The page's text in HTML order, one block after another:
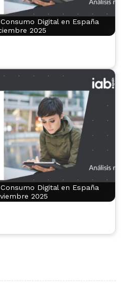
Digital en España
2025
Digital en España
2025